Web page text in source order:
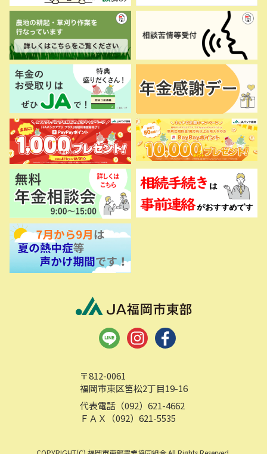
〒812-0061
福岡市東区筥松2丁目19-16
代表電話（092）621-4662
ＦＡＸ（092）621-5535